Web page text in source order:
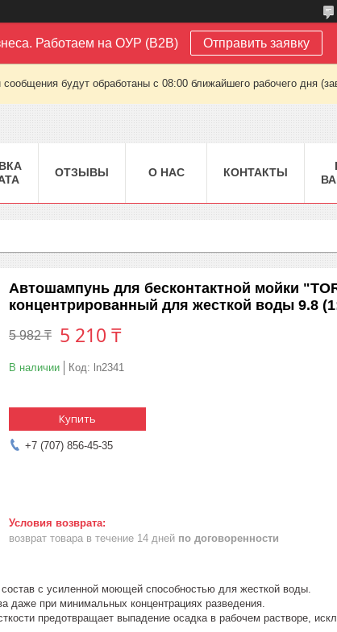
Работаем на ОУР (B2B) Отправить заявку
будут обработаны с 08:00 ближайшего рабочего дня
ОТЗЫВЫ О НАС КОНТАКТЫ
Автошампунь для бесконтактной мойки
концентрированный для жесткой воды 9.8
5 982 ₸ 5 210 ₸
В наличии Код: ln2341
Купить
+7 (707) 856-45-35
возврат товара в течение 14 дней по договоренности
с усиленной моющей способностью для жесткой воды.
при минимальных концентрациях разведения.
предотвращает выпадение осадка в рабочем растворе,